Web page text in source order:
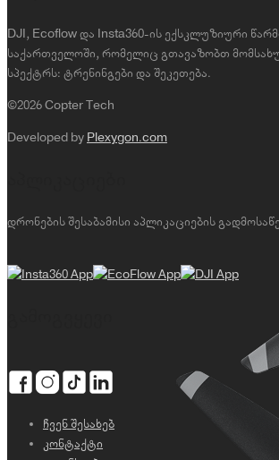
DJI, Ecoflow და Insta360-ის ექსკლუზიური
საქართველოში, რომელიც გთავაზობთ
სპექტრს: ტრენინგები და შეკეთება.
©2026 Copter Tech
Developed by Plexygon.com
დრონების შესაბამისი აპლიკაციების
ჩვენ შესახებ
კონტაქტი